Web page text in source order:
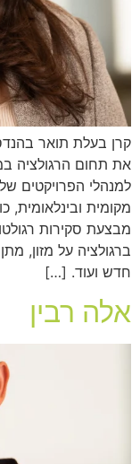
קרן בעלת תואר
את תחום הרגולציה
למנהלי הפרויקטים
מקומית ובינלאומית,
מבצעת סקירות
ברגולציה על מזון,
חדש ועוד. […]
אלה רבין